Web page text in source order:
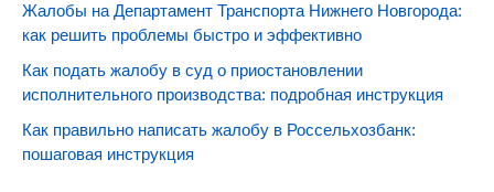
Жалобы на Департамент Транспорта Нижнего Новгорода:
как решить проблемы быстро и эффективно
Как подать жалобу в суд о приостановлении
исполнительного производства: подробная инструкция
Как правильно написать жалобу в Россельхозбанк:
пошаговая инструкция